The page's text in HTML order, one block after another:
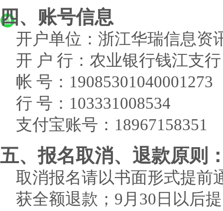
四、账号信息
开户单位：浙江华瑞信息资
开 户 行：农业银行钱江支行
帐 号：19085301040001273
行 号：103331008534
支付宝账号：18967158351
五、报名取消、退款原则
取消报名请以书面形式提前
获全额退款；9月30日以后